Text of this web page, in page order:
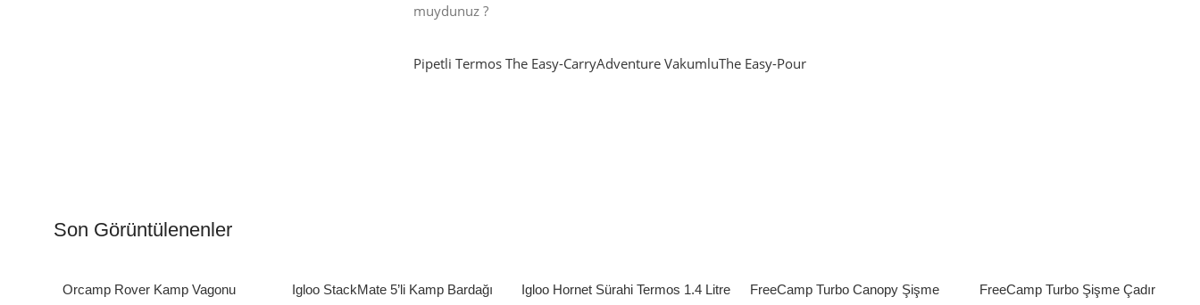
muydunuz ?
Pipetli TermosThe Easy-CarryAdventure VakumluThe Easy-Pour
Kampçı Şefler İçin
Son Görüntülenenler
Orcamp Rover Kamp Vagonu
Igloo StackMate 5’li Kamp Bardağı
Igloo Hornet Sürahi Termos 1.4 Litre
FreeCamp Turbo Canopy Şişme
FreeCamp Turbo Şişme Çadır